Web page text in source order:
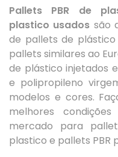
Pallets PBR de
plastico usados são
de pallets de plástico
pallets similares ao
de plástico injetados
e polipropileno
modelos e cores.
melhores
mercado para
plastico e pallets PBR